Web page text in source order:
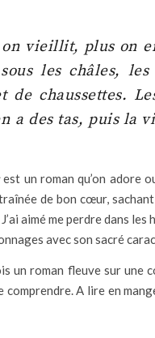
vieillit, plus on
les châles,
de chaussettes.
a des tas, puis la
est un roman qu’on adore
de bon cœur,
aimé me perdre dans
avec son sacré
un roman fleuve sur une
A lire en